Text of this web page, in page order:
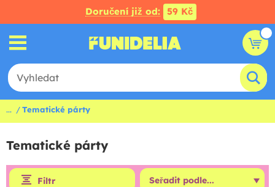
Doručení již od: 59 Kč
... Tematické párty
Tematické párty
Filtr